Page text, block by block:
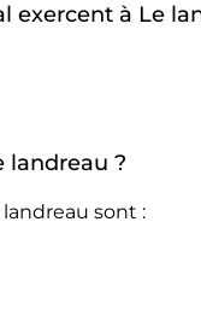
exercent à Le
landreau ?
sont :